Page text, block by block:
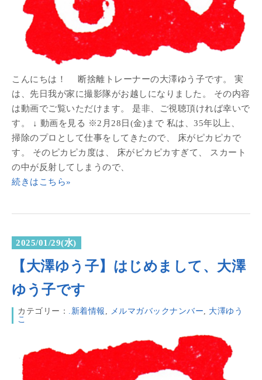
こんにちは！ 断捨離トレーナーの大澤ゆう子です。 実
は、先日我が家に撮影隊がお越しになりました。 その内容
は動画でご覧いただけます。 是非、ご視聴頂ければ幸いで
す。 ↓ 動画を見る ※2月28日(金)まで 私は、35年以上、
掃除のプロとして仕事をしてきたので、 床がピカピカで
す。 そのピカピカ度は、 床がピカピカすぎて、 スカート
の中が反射してしまうので、
続きはこちら»
2025/01/29(水)
【大澤ゆう子】はじめまして、大澤
ゆう子です
カテゴリー： .新着情報 , メルマガバックナンバー, 大澤ゆう
こ